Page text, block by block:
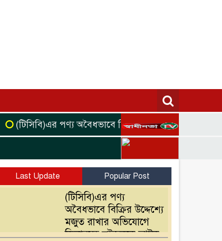
পণ্য অবৈধভাবে বিক্রির উদ্দেশ্যে মজুত রাখার
Last Update Popular Post
(টিসিবি)এর পণ্য
অবৈধভাবে বিক্রির উদ্দেশ্যে
মজুত রাখার অভিযোগে
ডিলারসহ দুইজনকে আটক